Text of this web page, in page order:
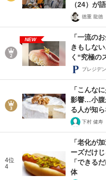
（24）が
徳重 龍徳
NEW
「一流の
きもしな
く“究極の
プレジデ
「こんな
影響…小腹
る人が知
下村 健寿
4位
4
「老化が
ーズだけ
「できる
体